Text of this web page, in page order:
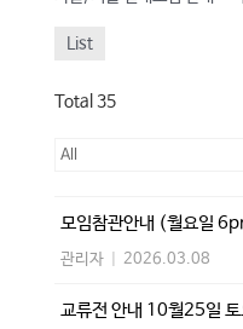
List
Total 35
모임참관안내 (월요일
관리자 2026.03.08
교류전 안내 10월25일 토